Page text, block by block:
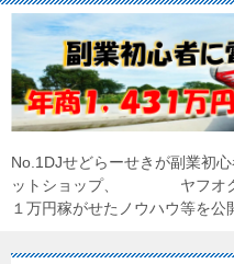
No.1DJせどらーせきが副業初
ットショップ、 ヤフオク、
１万円稼がせたノウハウ等を公